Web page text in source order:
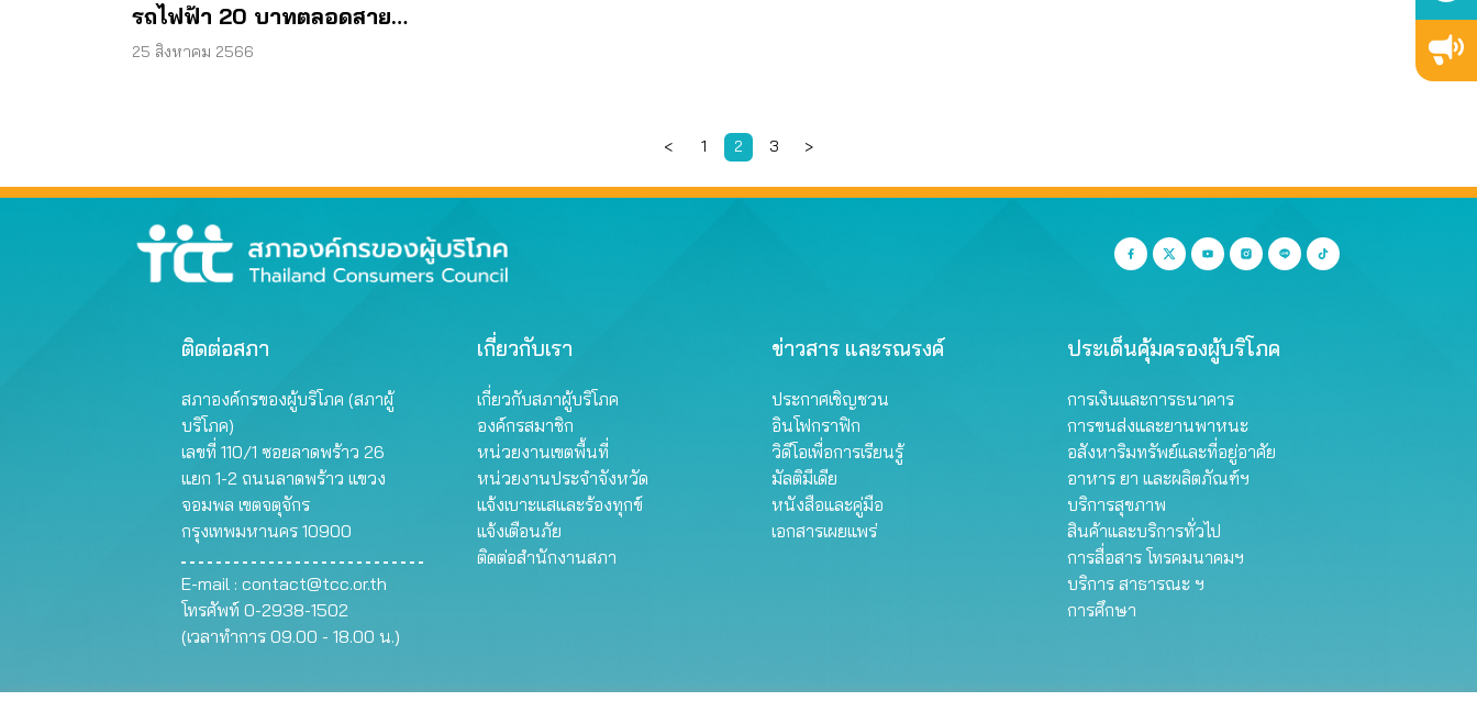
รถไฟฟ้า 20 บาทตลอดสาย
ฝันที่เป็นจริงของคน กทม.
25 สิงหาคม 2566
< 1 2 3 >
ติดต่อสภา
สภาองค์กรของผู้บริโภค (สภาผู้
บริโภค)
เลขที่ 110/1 ซอยลาดพร้าว 26
แยก 1-2 ถนนลาดพร้าว แขวง
จอมพล เขตจตุจักร
กรุงเทพมหานคร 10900
E-mail : contact@tcc.or.th
โทรศัพท์ 0-2938-1502
(เวลาทำการ 09.00 - 18.00 น.)
เกี่ยวกับเรา
เกี่ยวกับสภาผู้บริโภค
องค์กรสมาชิก
หน่วยงานเขตพื้นที่
หน่วยงานประจำจังหวัด
แจ้งเบาะแสและร้องทุกข์
แจ้งเตือนภัย
ติดต่อสำนักงานสภา
ข่าวสาร และรณรงค์
ประกาศเชิญชวน
อินโฟกราฟิก
วิดีโอเพื่อการเรียนรู้
มัลติมีเดีย
หนังสือและคู่มือ
เอกสารเผยแพร่
ประเด็นคุ้มครองผู้บริโภค
การเงินและการธนาคาร
การขนส่งและยานพาหนะ
อสังหาริมทรัพย์และที่อยู่อาศัย
อาหาร ยา และผลิตภัณฑ์ฯ
บริการสุขภาพ
สินค้าและบริการทั่วไป
การสื่อสาร โทรคมนาคมฯ
บริการ สาธารณะ ฯ
การศึกษา